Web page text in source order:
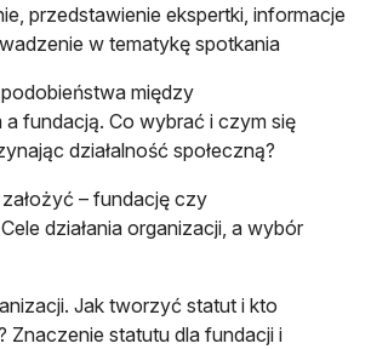
w nowej karcie
przedstawienie ekspertki, informacje
w tematykę spotkania
nowej karcie
podobieństwa między
fundacją. Co wybrać i czym się
działalność społeczną?
nowej karcie
założyć – fundację czy
działania organizacji, a wybór
nowej karcieJak tworzyć statut i kto
Znaczenie statutu dla fundacji i